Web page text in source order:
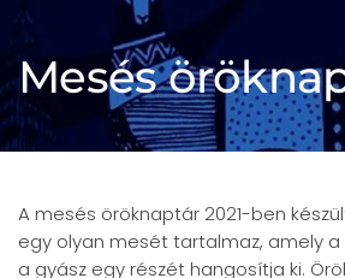
Mesés
A mesés öröknaptár 2021-ben
egy olyan mesét tartalmaz, amely a
a gyász egy részét hangosítja ki.